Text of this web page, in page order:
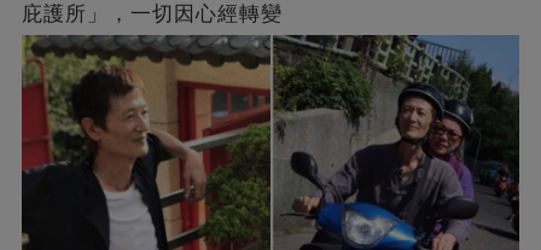
庇護所」，一切因心經轉變